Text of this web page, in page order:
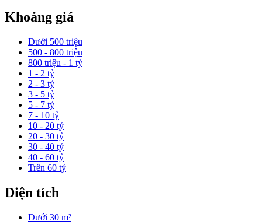
Khoảng giá
Dưới 500 triệu
500 - 800 triệu
800 triệu - 1 tỷ
1 - 2 tỷ
2 - 3 tỷ
3 - 5 tỷ
5 - 7 tỷ
7 - 10 tỷ
10 - 20 tỷ
20 - 30 tỷ
30 - 40 tỷ
40 - 60 tỷ
Trên 60 tỷ
Diện tích
Dưới 30 m²